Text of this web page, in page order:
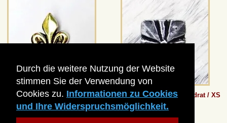
Durch die weitere Nutzung der Website
stimmen Sie der Verwendung von
Cookies zu. Informationen zu Cookies
und Ihre Widerspruchsmöglichkeit.
Mittelalter-Zierniete Lilie / M
3,35 €*
Mittelalter-Zierniete Quadrat / XS
1,67 €*